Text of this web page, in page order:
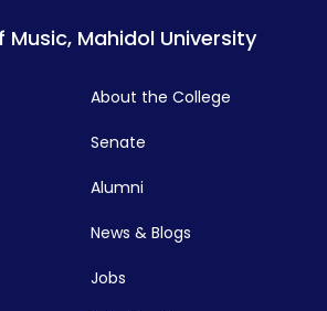
Music, Mahidol University
About the College
Senate
Alumni
News & Blogs
Jobs